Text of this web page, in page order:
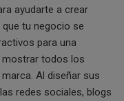
ayudarte a crear
tu negocio se
para una
mostrar todos los
Al diseñar sus
redes sociales, blogs